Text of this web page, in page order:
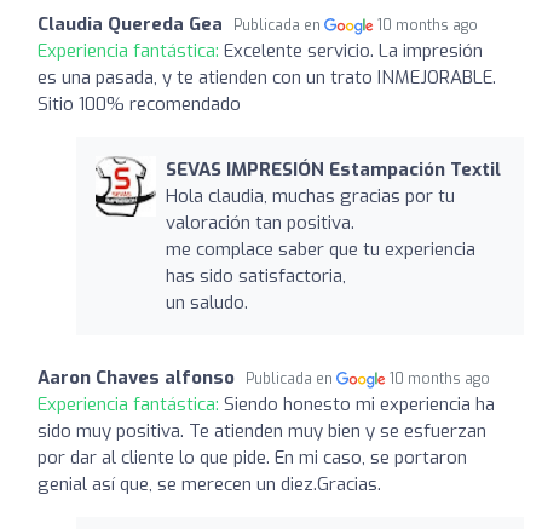
Claudia Quereda Gea Publicada en 10 months ago
Experiencia fantástica: Excelente servicio. La impresión
es una pasada, y te atienden con un trato INMEJORABLE.
Sitio 100% recomendado
SEVAS IMPRESIÓN Estampación Textil
Hola claudia, muchas gracias por tu
valoración tan positiva.
me complace saber que tu experiencia
has sido satisfactoria,
un saludo.
Aaron Chaves alfonso Publicada en 10 months ago
Experiencia fantástica: Siendo honesto mi experiencia ha
sido muy positiva. Te atienden muy bien y se esfuerzan
por dar al cliente lo que pide. En mi caso, se portaron
genial así que, se merecen un diez.Gracias.